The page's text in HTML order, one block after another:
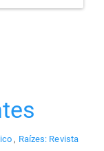
, Raízes: Revista